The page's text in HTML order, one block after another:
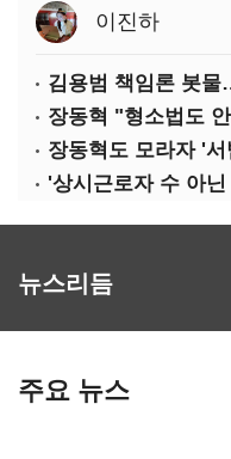
이진하
뉴스리듬
주요 뉴스